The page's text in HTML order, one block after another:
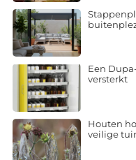
Een
versterkt
Houten
veilige